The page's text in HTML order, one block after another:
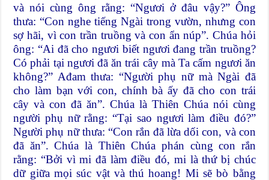
và nói cùng ông rằng: “Ngươi ở đâu vậy?” Ông
thưa: “Con nghe tiếng Ngài trong vườn, nhưng con
sợ hãi, vì con trần truồng và con ẩn núp”. Chúa hỏi
ông: “Ai đã cho ngươi biết ngươi đang trần truồng?
Có phải tại ngươi đã ăn trái cây mà Ta cấm ngươi ăn
không?” Ađam thưa: “Người phụ nữ mà Ngài đã
cho làm bạn với con, chính bà ấy đã cho con trái
cây và con đã ăn”. Chúa là Thiên Chúa nói cùng
người phụ nữ rằng: “Tại sao ngươi làm điều đó?”
Người phụ nữ thưa: “Con rắn đã lừa dối con, và con
đã ăn”. Chúa là Thiên Chúa phán cùng con rắn
rằng: “Bởi vì mi đã làm điều đó, mi là thứ bị chúc
dữ giữa mọi súc vật và thú hoang! Mi sẽ bò bằng